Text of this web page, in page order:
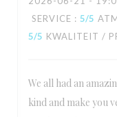
SERVICE : 5/5
5/5 KWALITEIT /
We all had an
kind and make you